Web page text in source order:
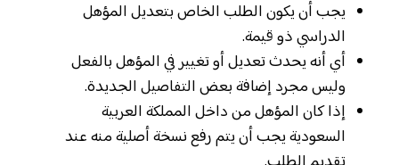
يجب أن يكون الطلب الخاص بتعديل المؤهل
الدراسي ذو قيمة.
أي أنه يحدث تعديل أو تغيير في المؤهل بالفعل
وليس مجرد إضافة بعض التفاصيل الجديدة.
إذا كان المؤهل من داخل المملكة العربية
السعودية يجب أن يتم رفع نسخة أصلية منه عند